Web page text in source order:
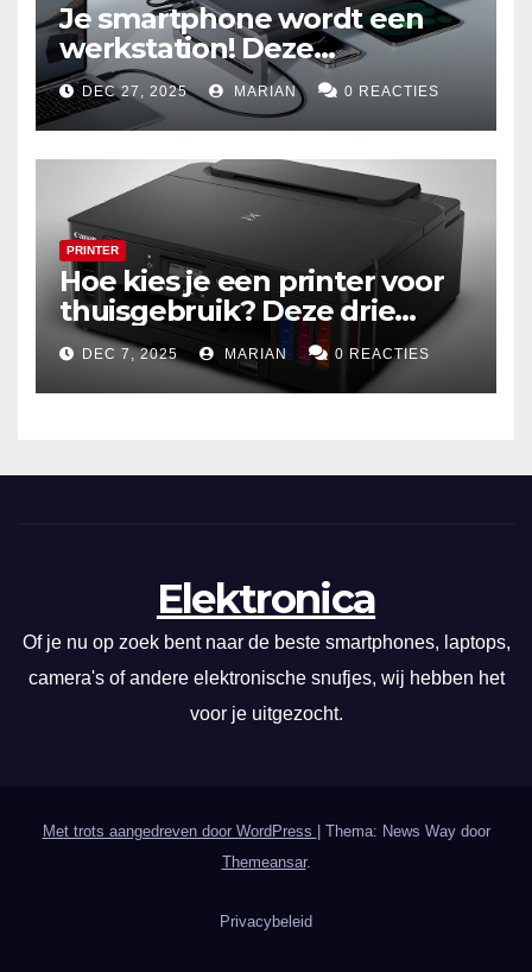
Je smartphone wordt een
werkstation! Deze
dockingstations zijn het
waard om te kopen
DEC 27, 2025 MARIAN 0 REACTIES
PRINTER
Hoe kies je een printer voor
thuisgebruik? Deze drie
draadloze modellen zijn écht
zuinig en indrukwekkend
DEC 7, 2025 MARIAN 0 REACTIES
Elektronica
Of je nu op zoek bent naar de beste smartphones, laptops,
camera's of andere elektronische snufjes, wij hebben het
voor je uitgezocht.
Met trots aangedreven door WordPress
Thema: News Way door
Themeansar.
Privacybeleid